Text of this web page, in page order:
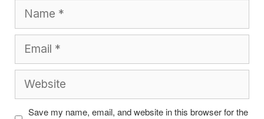
Save my name, email, and website in this browser for the